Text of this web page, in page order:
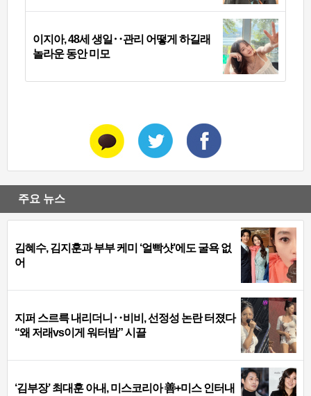
이지아, 48세 생일‥관리 어떻게 하길래
놀라운 동안 미모
주요 뉴스
김혜수, 김지훈과 부부 케미 ‘얼빡샷’에도 굴욕 없
어
지퍼 스르륵 내리더니‥비비, 선정성 논란 터졌다
“왜 저래vs이게 워터밤” 시끌
‘김부장’ 최대훈 아내, 미스코리아 善+미스 인터내